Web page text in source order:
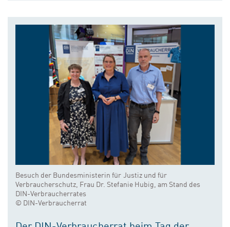
Besuch der Bundesministerin für Justiz und für
Verbraucherschutz, Frau Dr. Stefanie Hubig, am Stand des
DIN-Verbraucherrates
© DIN-Verbraucherrat